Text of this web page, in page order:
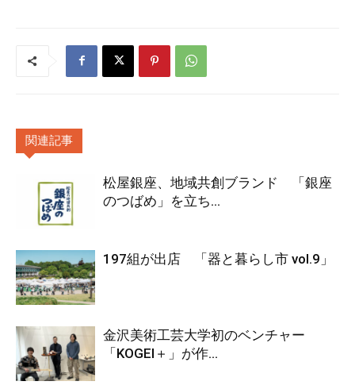
関連記事
松屋銀座、地域共創ブランド 「銀座
のつばめ」を立ち...
197組が出店 「器と暮らし市 vol.9」
金沢美術工芸大学初のベンチャー
「KOGEI＋」が作...